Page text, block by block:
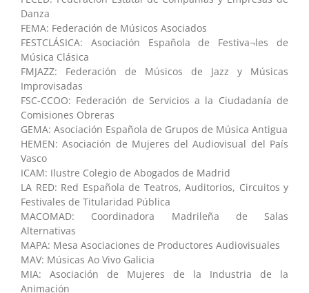
Danza
FEMA: Federación de Músicos Asociados
FESTCLÁSICA: Asociación Española de Festiva¬les de
Música Clásica
FMJAZZ: Federación de Músicos de Jazz y Músicas
Improvisadas
FSC-CCOO: Federación de Servicios a la Ciudadanía de
Comisiones Obreras
GEMA: Asociación Española de Grupos de Música Antigua
HEMEN: Asociación de Mujeres del Audiovisual del País
Vasco
ICAM: Ilustre Colegio de Abogados de Madrid
LA RED: Red Española de Teatros, Auditorios, Circuitos y
Festivales de Titularidad Pública
MACOMAD: Coordinadora Madrileña de Salas
Alternativas
MAPA: Mesa Asociaciones de Productores Audiovisuales
MAV: Músicas Ao Vivo Galicia
MIA: Asociación de Mujeres de la Industria de la
Animación